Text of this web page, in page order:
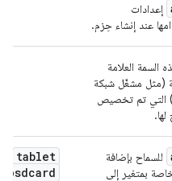
إعدادات
عند إنشاء حِزم.
السمة العلامة
(مثل مشغّل شبكة
التي تم تخصيص
لها.
للسماح بإضافة
بمتغير إلى
tablet
nosdcard